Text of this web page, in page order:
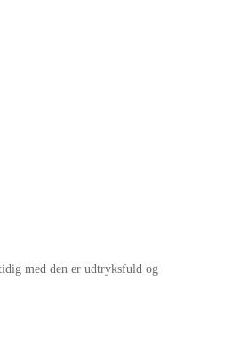
med den er udtryksfuld og